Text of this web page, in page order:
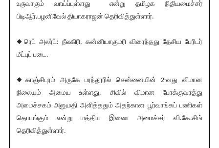
உருவாகும் வாய்ப்புள்ளது என்று தமிழக நிதியமைச்சர்
பிடிஆர்.பழனிவேல் தியாகராஜன் தெரிவித்துள்ளார்.
◆ரெட் அலர்ட்: நீலகிரி, கன்னியாகுமரி விரைந்தது தேசிய பேரிடர்
மீட்புப் படை.
◆காஞ்சிபுரம் அருகே பரந்தூரில் சென்னையின் 2-வது விமான
நிலையம் அமைய உள்ளது. சிவில் விமான போக்குவரத்து
அமைச்சகம் அனுமதி அளித்ததும் அதற்கான பூர்வாங்கப் பணிகள்
தொடங்கும் என்று மத்திய இணை அமைச்சர் வி.கே.சிங்
தெரிவித்துள்ளார்.